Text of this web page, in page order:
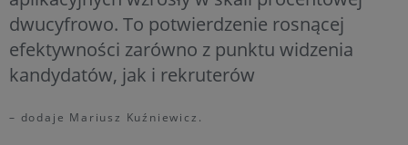
dwucyfrowo. To potwierdzenie rosnącej
efektywności zarówno z punktu widzenia
kandydatów, jak i rekruterów
– dodaje Mariusz Kuźniewicz.